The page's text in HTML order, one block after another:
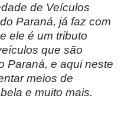
de Veículos
Paraná, já faz com
ele é um tributo
que são
Paraná, e aqui neste
meios de
e muito mais.